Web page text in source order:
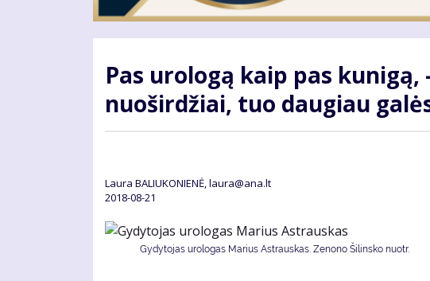
Pas urologą kaip pas
nuoširdžiai, tuo daugiau
Laura BALIUKONIENĖ, laura@ana.lt
2018-08-21
Gydytojas urologas Marius Astrauskas. Zenono Šilinsko nuotr.